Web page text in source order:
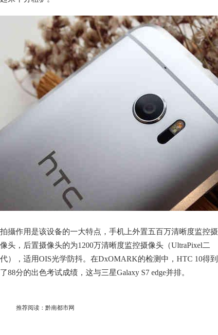
拍攝作用是该设备的一大特点，手机上外置五百万清晰度监控摄
像头，后置摄像头的为1200万清晰度监控摄像头（UltraPixel二
代），适用OIS光学防抖。在DxOMARK的检测中，HTC 10得到
了88分的出色考试成绩，这与三星Galaxy S7 edge并排。
推荐阅读： 黔南都市网